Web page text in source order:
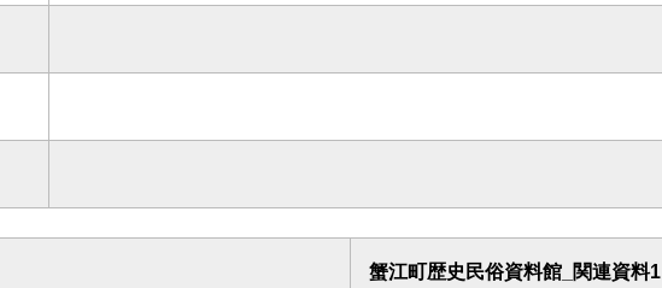
蟹江町歴史民俗資料館_関連資料1